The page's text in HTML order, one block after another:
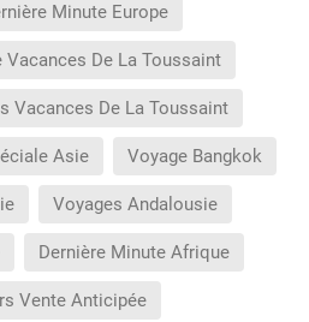
Minute Europe
Vacances De La Toussaint
Vacances De La Toussaint
Asie Voyage Bangkok
Voyages Andalousie
Dernière Minute Afrique
Vente Anticipée